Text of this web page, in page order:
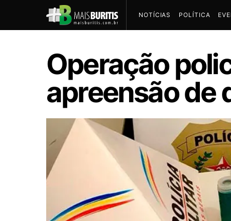
NOTÍCIAS POLÍTICA
Operação
apreensão de